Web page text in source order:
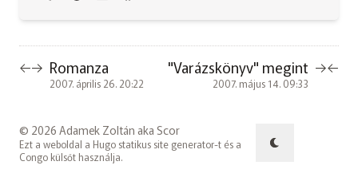
←→ Romanza
2007. április 26. 20:22
"Varázskönyv" megint
2007. május 14. 09:33
→←
© 2026 Adamek Zoltán aka Scor
Ezt a weboldal a Hugo statikus site generator-t és a
Congo külsőt használja.